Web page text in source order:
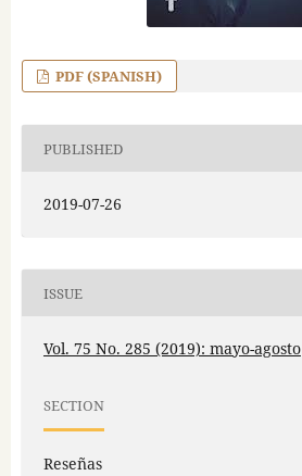
PDF (SPANISH)
PUBLISHED
2019-07-26
ISSUE
Vol. 75 No. 285 (2019): mayo-agosto
SECTION
Reseñas